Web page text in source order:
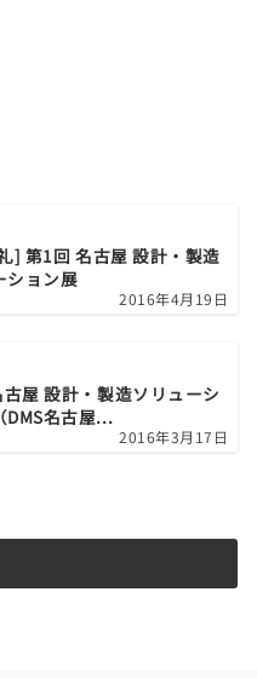
] 第1回 名古屋 設計・製造
ション展
2016年4月19日
屋 設計・製造ソリューシ
DMS名古屋...
2016年3月17日